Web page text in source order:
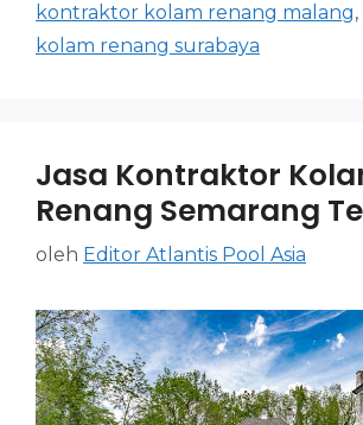
kontraktor kolam renang malang,
kolam renang surabaya
Jasa Kontraktor
Renang Semarang
oleh Editor Atlantis Pool Asia